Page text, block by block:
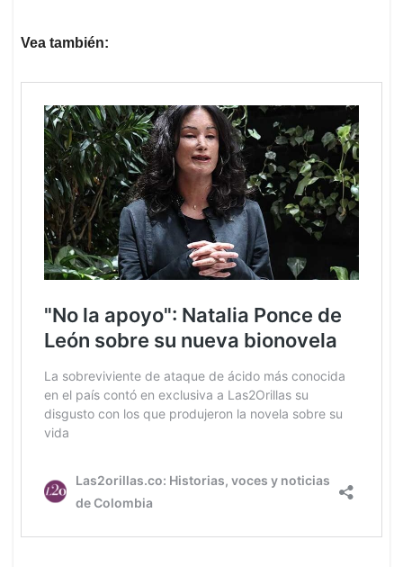
Vea también: